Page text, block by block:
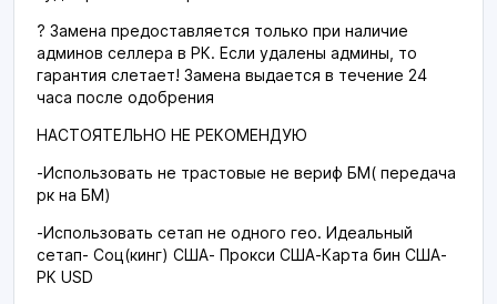
? Замена предоставляется только при наличие
админов селлера в РК. Если удалены админы, то
гарантия слетает! Замена выдается в течение 24
часа после одобрения
НАСТОЯТЕЛЬНО НЕ РЕКОМЕНДУЮ
-Использовать не трастовые не вериф БМ( передача
рк на БМ)
-Использовать сетап не одного гео. Идеальный
сетап- Соц(кинг) США- Прокси США-Карта бин США-
РК USD